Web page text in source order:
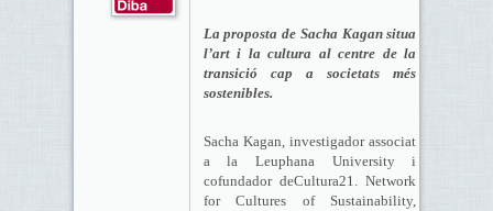
La proposta de Sacha Kagan situa
l’art i la cultura al centre de la
transició cap a societats més
sostenibles.
Sacha Kagan, investigador associat
a la Leuphana University i
cofundador deCultura21. Network
for Cultures of Sustainability,